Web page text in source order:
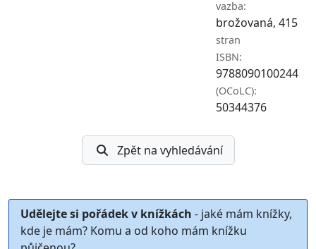
vazba:
brožovaná, 415
stran
ISBN:
9788090100244
(OCoLC):
50344376
Zpět na vyhledávání
Udělejte si pořádek v knížkách - jaké mám knížky,
kde je mám? Komu a od koho mám knížku